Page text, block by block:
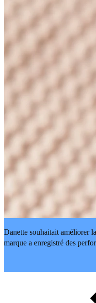
Danette souhaitait améliorer
marque a enregistré des